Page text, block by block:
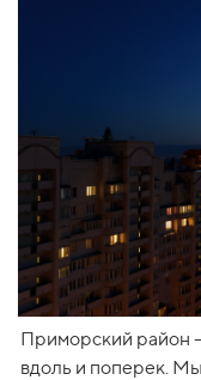
Приморский район
вдоль и поперек.